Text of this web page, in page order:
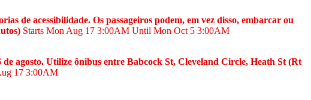
de acessibilidade. Os passageiros podem, em vez disso, embarcar ou
Starts Mon Aug 17 3:00AM Until Mon Oct 5 3:00AM
agosto. Utilize ônibus entre Babcock St, Cleveland Circle, Heath St (Rt
17 3:00AM